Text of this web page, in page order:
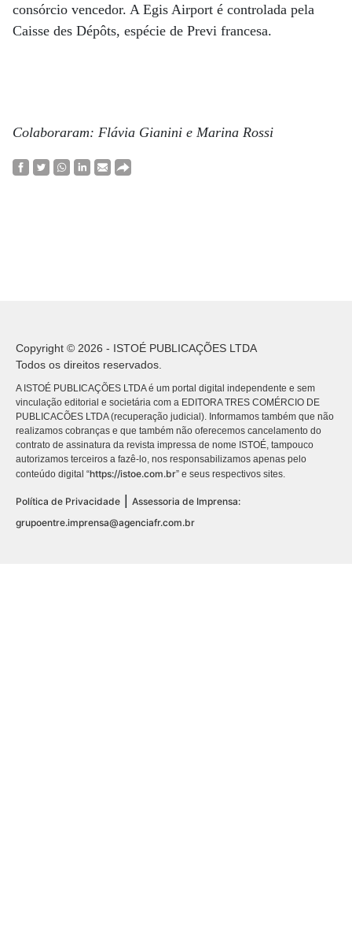
consórcio vencedor. A Egis Airport é controlada pela
Caisse des Dépôts, espécie de Previ francesa.
Colaboraram: Flávia Gianini e Marina Rossi
Copyright © 2026 - ISTOÉ PUBLICAÇÕES LTDA
Todos os direitos reservados.
A ISTOÉ PUBLICAÇÕES LTDA é um portal digital independente e sem
vinculação editorial e societária com a EDITORA TRES COMÉRCIO DE
PUBLICACÕES LTDA (recuperação judicial). Informamos também que não
realizamos cobranças e que também não oferecemos cancelamento do
contrato de assinatura da revista impressa de nome ISTOÉ, tampouco
autorizamos terceiros a fazê-lo, nos responsabilizamos apenas pelo
conteúdo digital “https://istoe.com.br” e seus respectivos sites.
Política de Privacidade | Assessoria de Imprensa:
grupoentre.imprensa@agenciafr.com.br